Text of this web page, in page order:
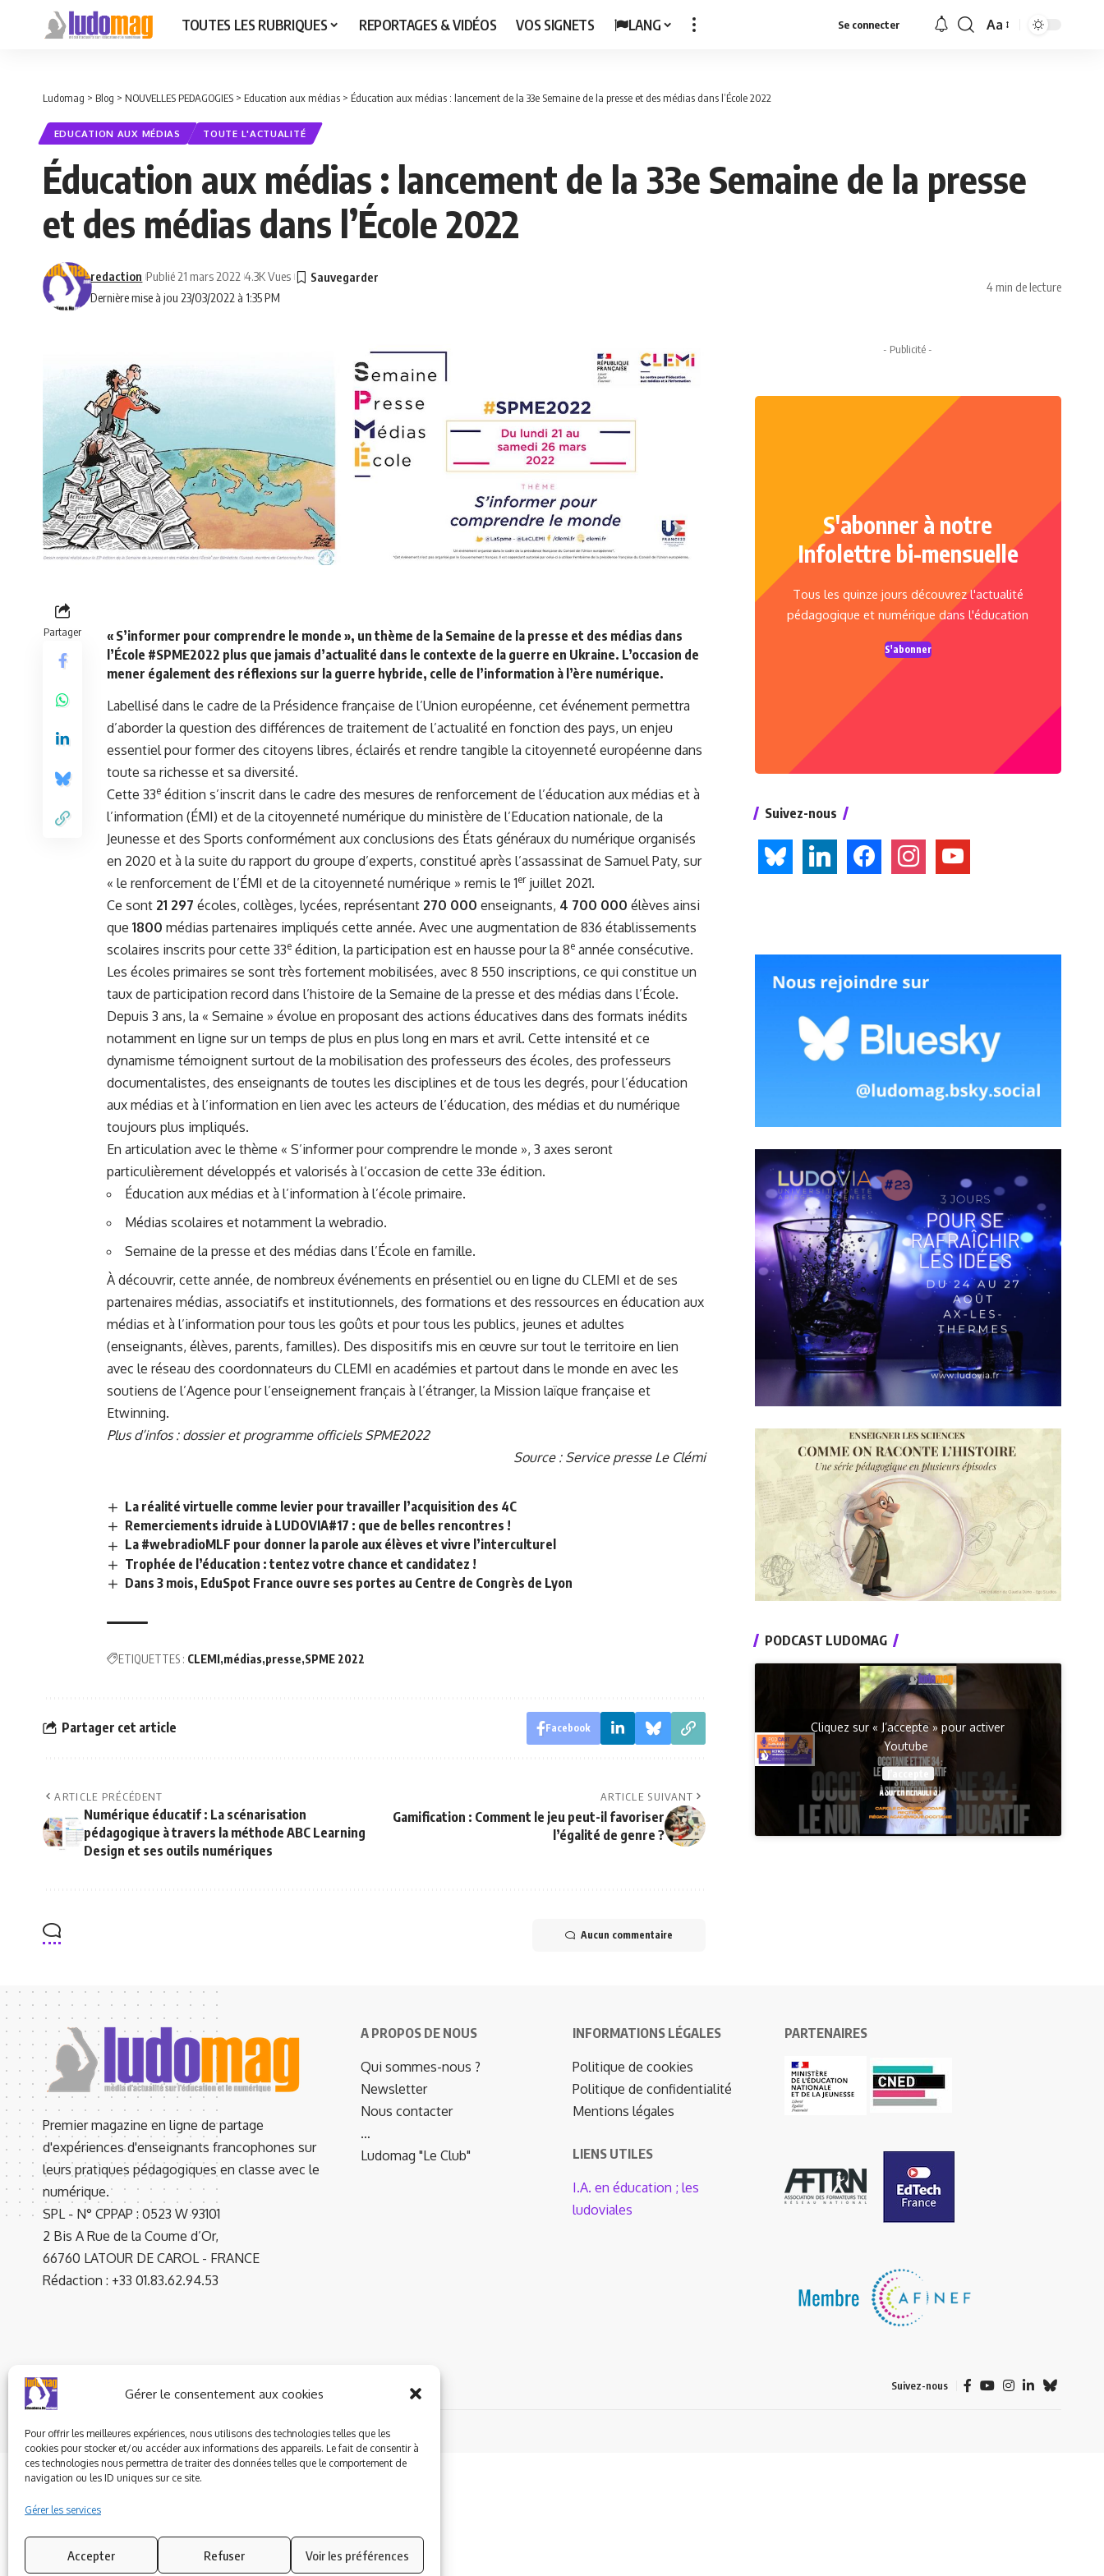
Gérer le consentement aux cookies
Pour offrir les meilleures expériences, nous utilisons des technologies telles que les
cookies pour stocker et/ou accéder aux informations des appareils. Le fait de consentir à
ces technologies nous permettra de traiter des données telles que le comportement de
navigation ou les ID uniques sur ce site.
Gérer les services
Accepter Refuser Voir les préférences
TOUTES LES RUBRIQUES REPORTAGES & VIDÉOS VOS SIGNETS LANG Se connecter
Font
Aa
Ludomag > Blog > NOUVELLES PEDAGOGIES > Education aux médias > Éducation aux médias : lancement de la 33e Semaine de la presse et des médias dans l’École 2022
EDUCATION AUX MÉDIAS TOUTE L'ACTUALITÉ
Éducation aux médias : lancement de la 33e Semaine de la presse
et des médias dans l’École 2022
Dernière mise à jou 23/03/2022 à 1:35 PM
redaction Publié 21 mars 2022 4.3K Vues
4 min de lecture
Partager
« S’informer pour comprendre le monde », un thème de la Semaine de la presse et des médias dans
l’École #SPME2022 plus que jamais d’actualité dans le contexte de la guerre en Ukraine. L’occasion de
mener également des réflexions sur la guerre hybride, celle de l’information à l’ère numérique.
Labellisé dans le cadre de la Présidence française de l’Union européenne, cet événement permettra
d’aborder la question des différences de traitement de l’actualité en fonction des pays, un enjeu
essentiel pour former des citoyens libres, éclairés et rendre tangible la citoyenneté européenne dans
toute sa richesse et sa diversité.
Cette 33e édition s’inscrit dans le cadre des mesures de renforcement de l’éducation aux médias et à
l’information (ÉMI) et de la citoyenneté numérique du ministère de l’Education nationale, de la
Jeunesse et des Sports conformément aux conclusions des États généraux du numérique organisés
en 2020 et à la suite du rapport du groupe d’experts, constitué après l’assassinat de Samuel Paty, sur
« le renforcement de l’ÉMI et de la citoyenneté numérique » remis le 1erjuillet 2021.
Ce sont 21 297 écoles, collèges, lycées, représentant 270 000 enseignants, 4 700 000 élèves ainsi
que 1800 médias partenaires impliqués cette année. Avec une augmentation de 836 établissements
scolaires inscrits pour cette 33e édition, la participation est en hausse pour la 8e année consécutive.
Les écoles primaires se sont très fortement mobilisées, avec 8 550 inscriptions, ce qui constitue un
taux de participation record dans l’histoire de la Semaine de la presse et des médias dans l’École.
Depuis 3 ans, la « Semaine » évolue en proposant des actions éducatives dans des formats inédits
notamment en ligne sur un temps de plus en plus long en mars et avril. Cette intensité et ce
dynamisme témoignent surtout de la mobilisation des professeurs des écoles, des professeurs
documentalistes, des enseignants de toutes les disciplines et de tous les degrés, pour l’éducation
aux médias et à l’information en lien avec les acteurs de l’éducation, des médias et du numérique
toujours plus impliqués.
En articulation avec le thème « S’informer pour comprendre le monde », 3 axes seront
particulièrement développés et valorisés à l’occasion de cette 33e édition.
Éducation aux médias et à l’information à l’école primaire.
Médias scolaires et notamment la webradio.
Semaine de la presse et des médias dans l’École en famille.
À découvrir, cette année, de nombreux événements en présentiel ou en ligne du CLEMI et de ses
partenaires médias, associatifs et institutionnels, des formations et des ressources en éducation aux
médias et à l’information pour tous les goûts et pour tous les publics, jeunes et adultes
(enseignants, élèves, parents, familles). Des dispositifs mis en œuvre sur tout le territoire en lien
avec le réseau des coordonnateurs du CLEMI en académies et partout dans le monde en avec les
soutiens de l’Agence pour l’enseignement français à l’étranger, la Mission laïque française et
Etwinning.
Plus d’infos : dossier et programme officiels SPME2022
Source : Service presse Le Clémi
La réalité virtuelle comme levier pour travailler l’acquisition des 4C
Remerciements idruide à LUDOVIA#17 : que de belles rencontres !
La #webradioMLF pour donner la parole aux élèves et vivre l’interculturel
Trophée de l’éducation : tentez votre chance et candidatez !
Dans 3 mois, EduSpot France ouvre ses portes au Centre de Congrès de Lyon
ETIQUETTES : CLEMI médias presse SPME 2022
Partager cet article Facebook
ARTICLE PRÉCÉDENT
Numérique éducatif : La scénarisation
pédagogique à travers la méthode ABC Learning
Design et ses outils numériques
ARTICLE SUIVANT
Gamification : Comment le jeu peut-il favoriser
l’égalité de genre ?
Aucun commentaire
- Publicité -
S'abonner à notre
Infolettre bi-mensuelle
Tous les quinze jours découvrez l'actualité
pédagogique et numérique dans l'éducation
S'abonner
Suivez-nous
bluesky linkedin facebookinstagramyoutube
PODCAST LUDOMAG
Cliquez sur « J’accepte » pour activer
Youtube
Premier magazine en ligne de partage
d'expériences d'enseignants francophones sur
leurs pratiques pédagogiques en classe avec le
numérique.
SPL - N° CPPAP : 0523 W 93101
2 Bis A Rue de la Coume d’Or,
66760 LATOUR DE CAROL - FRANCE
Rédaction : +33 01.83.62.94.53
A PROPOS DE NOUS
Qui sommes-nous ?
Newsletter
Nous contacter
…
Ludomag "Le Club"
INFORMATIONS LÉGALES
Politique de cookies
Politique de confidentialité
Mentions légales
LIENS UTILES
I.A. en éducation ; les
ludoviales
PARTENAIRES
Suivez-nous
© 2023 ludomag.com édité et géré par WOOMEET SAS, powered by Wordpress.